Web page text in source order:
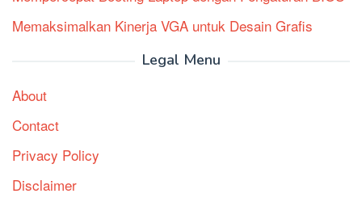
Memaksimalkan Kinerja VGA untuk Desain Grafis
Legal Menu
About
Contact
Privacy Policy
Disclaimer